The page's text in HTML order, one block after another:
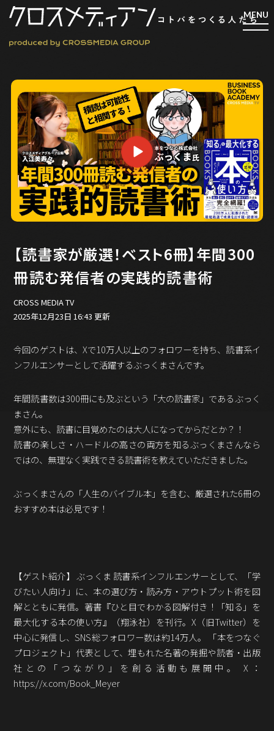
マガジン
新刊ができるまで
EVENT
MY WORK
編集4.0
シンカケイコウホウ
バックオフィス
業界ビジネス
CMGNOW!
ビジネスアスリートのための
編集4.0
その他
ラジオ
Podcast番組
「ビジネス・ブック・アカデミー」
クロスメディアンとは？
広報誌
「クロスメディアン」アーカイブ
【読書家が厳選！ベスト6冊】年間300
冊読む発信者の実践的読書術
CROSS MEDIA TV
2025年12月23日 16:43 更新
今回のゲストは、Xで10万人以上のフォロワーを持ち、読書系イ
ンフルエンサーとして活躍するぶっくまさんです。
年間読書数は300冊にも及ぶという「大の読書家」であるぶっく
まさん。
意外にも、読書に目覚めたのは大人になってからだとか？！
読書の楽しさ・ハードルの高さの両方を知るぶっくまさんなら
ではの、無理なく実践できる読書術を教えていただきました。
ぶっくまさんの「人生のバイブル本」を含む、厳選された6冊の
おすすめ本は必見です！
【ゲスト紹介】 ぶっくま 読書系インフルエンサーとして、「学
びたい人向け」に、本の選び方・読み方・アウトプット術を図
解とともに発信。著書『ひと目でわかる図解付き！「知る」を
最大化する本の使い方』（翔泳社）を刊行。X（旧Twitter）を
中心に発信し、SNS総フォロワー数は約14万人。 「本をつなぐ
プロジェクト」代表として、埋もれた名著の発掘や読者・出版
社との「つながり」を創る活動も展開中。 X：
https://x.com/Book_Meyer